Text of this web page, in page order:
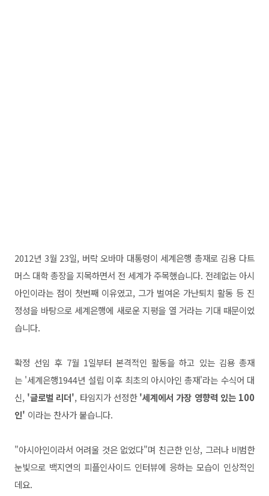
2012년 3월 23일, 버락 오바마 대통령이 세계은행 총재로 김용 다트
머스 대학 총장을 지목하면서 전 세계가 주목했습니다. 전례없는 아시
아인이라는 점이 첫번째 이유였고, 그가 벌여온 가난퇴치 활동 등 진
정성을 바탕으로 세계은행에 새로운 지평을 열 거라는 기대 때문이었
습니다.
확정 선임 후 7월 1일부터 본격적인 활동을 하고 있는 김용 총재
는 '세계은행1944년 설립 이후 최초의 아시아인 총재'라는 수식어 대
신, '글로벌 리더', 타임지가 선정한'세계에서 가장 영향력 있는 100
인' 이라는 찬사가 붙습니다.
"아시아인이라서 어려울 것은 없었다"며 친근한 인상, 그러나 비범한
눈빛으로 백지연의 피플인사이드 인터뷰에 응하는 모습이 인상적인
데요.